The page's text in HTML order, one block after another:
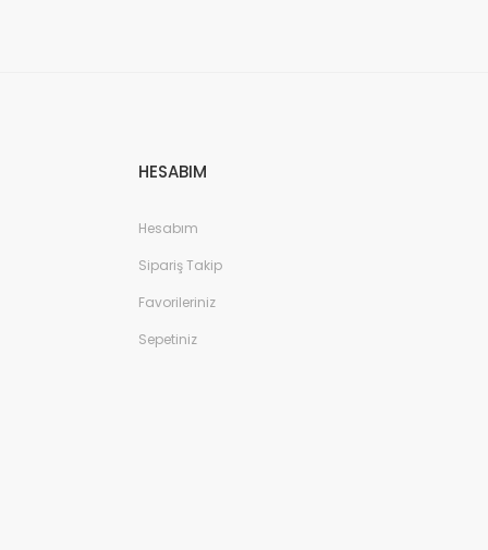
HESABIM
Hesabım
Sipariş Takip
Favorileriniz
Sepetiniz